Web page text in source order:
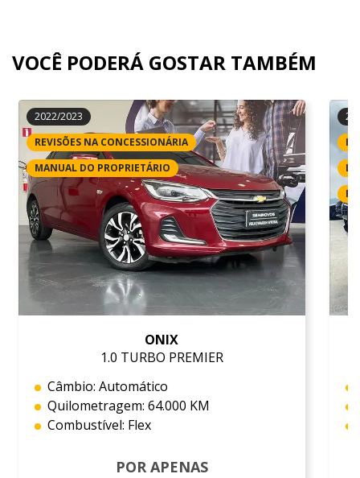
VOCÊ PODERÁ GOSTAR TAMBÉM
2022/2023
REVISÕES NA CONCESSIONÁRIA
MANUAL DO PROPRIETÁRIO
ONIX
1.0 TURBO PREMIER
Câmbio: Automático
Quilometragem: 64.000 KM
Combustível: Flex
POR APENAS